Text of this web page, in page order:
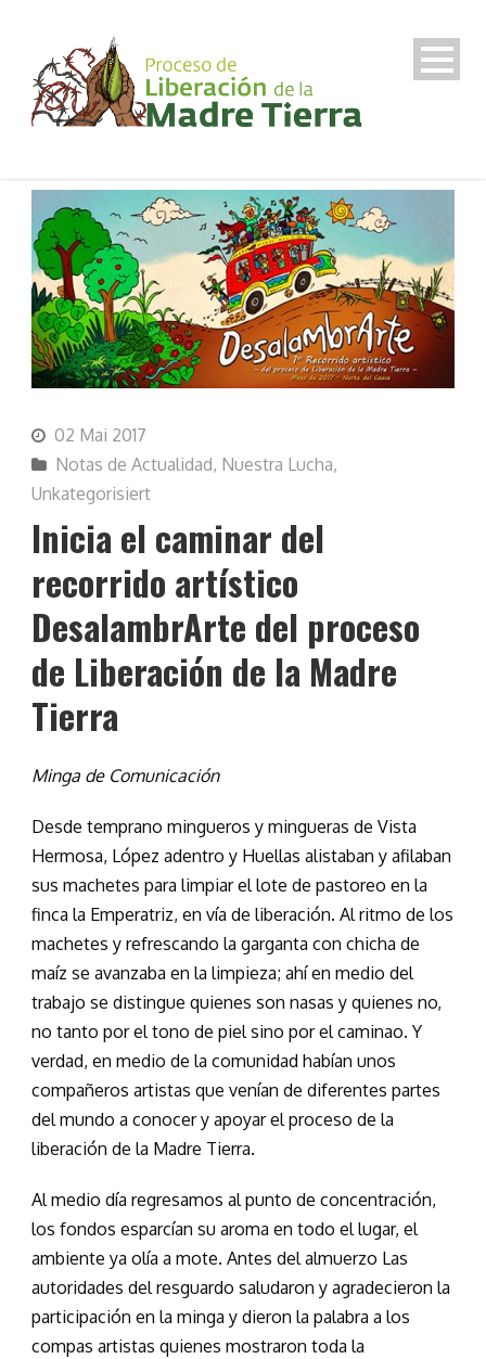
02 Mai 2017
Notas de Actualidad, Nuestra Lucha,
Unkategorisiert
Inicia el caminar del
recorrido artístico
DesalambrArte del proceso
de Liberación de la Madre
Tierra
Minga de Comunicación
Desde temprano mingueros y mingueras de Vista
Hermosa, López adentro y Huellas alistaban y afilaban
sus machetes para limpiar el lote de pastoreo en la
finca la Emperatriz, en vía de liberación. Al ritmo de los
machetes y refrescando la garganta con chicha de
maíz se avanzaba en la limpieza; ahí en medio del
trabajo se distingue quienes son nasas y quienes no,
no tanto por el tono de piel sino por el caminao. Y
verdad, en medio de la comunidad habían unos
compañeros artistas que venían de diferentes partes
del mundo a conocer y apoyar el proceso de la
liberación de la Madre Tierra.
Al medio día regresamos al punto de concentración,
los fondos esparcían su aroma en todo el lugar, el
ambiente ya olía a mote. Antes del almuerzo Las
autoridades del resguardo saludaron y agradecieron la
participación en la minga y dieron la palabra a los
compas artistas quienes mostraron toda la